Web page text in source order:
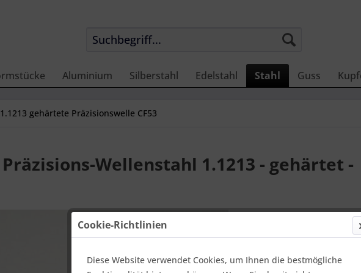
Aluminium Silberstahl Edelstahl Stahl Guss
1.1213 gehärtete Präzisionswelle CF53
Wellenstahl 1.1213 - gehärtet -
37,13
1
Online-
Cookie-Richtlinien
Diese Website verwendet Cookies, um Ihnen die bestmögliche